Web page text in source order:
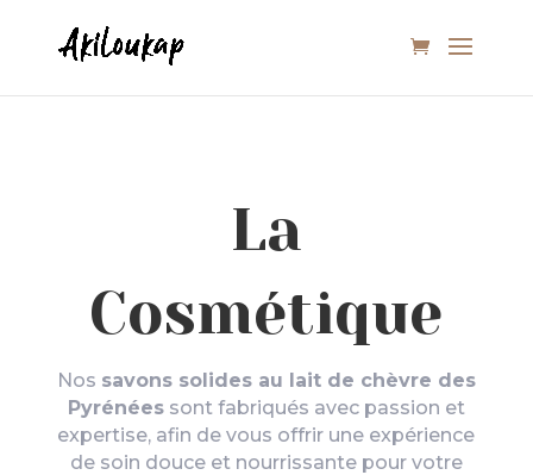
La
Cosmétique
Nos savons solides au lait de chèvre des
Pyrénéessont fabriqués avec passion et
expertise, afin de vous offrir une expérience
de soin douce et nourrissante pour votre